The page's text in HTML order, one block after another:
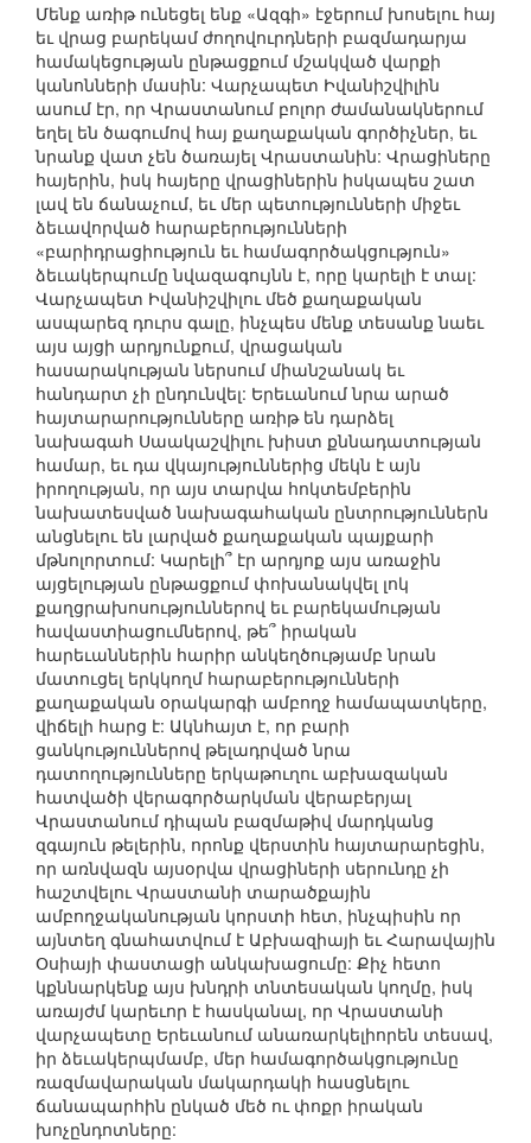
Մենք առիթ ունեցել ենք «Ազգի» էջերում խոսելու հայ
եւ վրաց բարեկամ ժողովուրդների բազմադարյա
համակեցության ընթացքում մշակված վարքի
կանոնների մասին: Վարչապետ Իվանիշվիլին
ասում էր, որ Վրաստանում բոլոր ժամանակներում
եղել են ծագումով հայ քաղաքական գործիչներ, եւ
նրանք վատ չեն ծառայել Վրաստանին: Վրացիները
հայերին, իսկ հայերը վրացիներին իսկապես շատ
լավ են ճանաչում, եւ մեր պետությունների միջեւ
ձեւավորված հարաբերությունների
«բարիդրացիություն եւ համագործակցություն»
ձեւակերպումը նվազագույնն է, որը կարելի է տալ:
Վարչապետ Իվանիշվիլու մեծ քաղաքական
ասպարեզ դուրս գալը, ինչպես մենք տեսանք նաեւ
այս այցի արդյունքում, վրացական
հասարակության ներսում միանշանակ եւ
հանդարտ չի ընդունվել: Երեւանում նրա արած
հայտարարությունները առիթ են դարձել
նախագահ Սաակաշվիլու խիստ քննադատության
համար, եւ դա վկայություններից մեկն է այն
իրողության, որ այս տարվա հոկտեմբերին
նախատեսված նախագահական ընտրություններն
անցնելու են լարված քաղաքական պայքարի
մթնոլորտում: Կարելի՞ էր արդյոք այս առաջին
այցելության ընթացքում փոխանակվել լոկ
քաղցրախոսություններով եւ բարեկամության
հավաստիացումներով, թե՞ իրական
հարեւաններին հարիր անկեղծությամբ նրան
մատուցել երկկողմ հարաբերությունների
քաղաքական օրակարգի ամբողջ համապատկերը,
վիճելի հարց է: Ակնհայտ է, որ բարի
ցանկություններով թելադրված նրա
դատողությունները երկաթուղու աբխազական
հատվածի վերագործարկման վերաբերյալ
Վրաստանում դիպան բազմաթիվ մարդկանց
զգայուն թելերին, որոնք վերստին հայտարարեցին,
որ առնվազն այսօրվա վրացիների սերունդը չի
հաշտվելու Վրաստանի տարածքային
ամբողջականության կորստի հետ, ինչպիսին որ
այնտեղ գնահատվում է Աբխազիայի եւ Հարավային
Օսիայի փաստացի անկախացումը: Քիչ հետո
կքննարկենք այս խնդրի տնտեսական կողմը, իսկ
առայժմ կարեւոր է հասկանալ, որ Վրաստանի
վարչապետը Երեւանում անառարկելիորեն տեսավ,
իր ձեւակերպմամբ, մեր համագործակցությունը
ռազմավարական մակարդակի հասցնելու
ճանապարհին ընկած մեծ ու փոքր իրական
խոչընդոտները: